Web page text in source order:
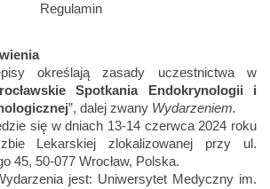
Regulamin
określają zasady uczestnictwa w
Spotkania Endokrynologii i
”, dalej zwany Wydarzeniem.
się w dniach 13-14 czerwca 2024 roku
Lekarskiej zlokalizowanej przy ul.
45, 50-077 Wrocław, Polska.
jest: Uniwersytet Medyczny im.